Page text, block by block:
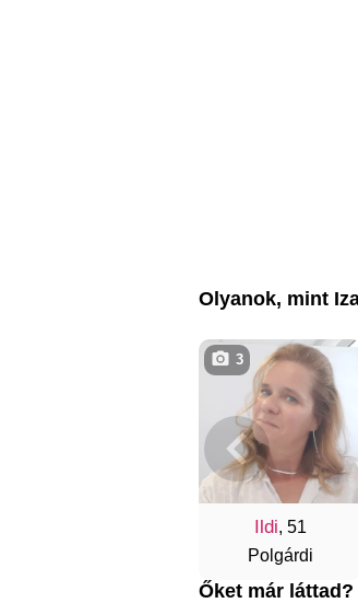
Olyanok, mint
Ildi, 51
Polgárdi
3
Őket már láttad?